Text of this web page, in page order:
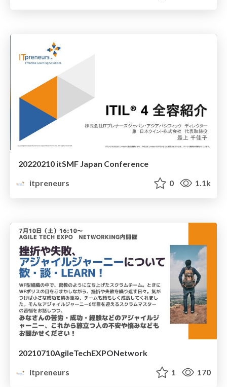
20220210 itSMF Japan Conference
itpreneurs
0 1.1k
20210710AgileTechEXPONetwork
itpreneurs
1 170